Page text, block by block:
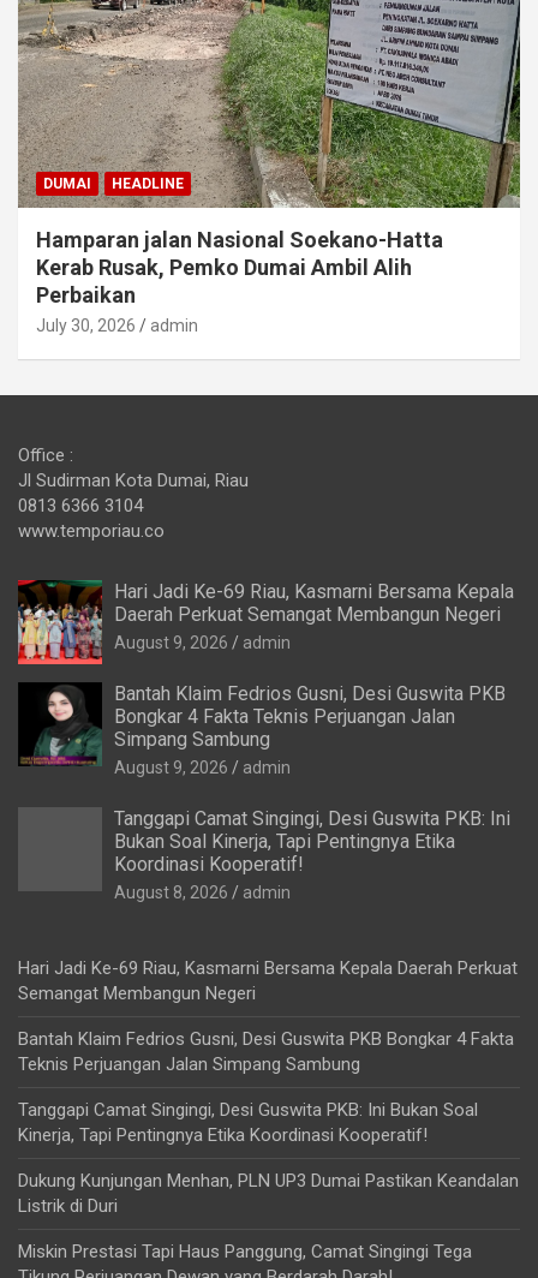
DUMAI HEADLINE
Hamparan jalan Nasional Soekano-Hatta
Kerab Rusak, Pemko Dumai Ambil Alih
Perbaikan
July 30, 2026 admin
Office :
Jl Sudirman Kota Dumai, Riau
0813 6366 3104
www.temporiau.co
Hari Jadi Ke-69 Riau, Kasmarni Bersama Kepala
Daerah Perkuat Semangat Membangun Negeri
August 9, 2026 admin
Bantah Klaim Fedrios Gusni, Desi Guswita PKB
Bongkar 4 Fakta Teknis Perjuangan Jalan
Simpang Sambung
August 9, 2026 admin
Tanggapi Camat Singingi, Desi Guswita PKB: Ini
Bukan Soal Kinerja, Tapi Pentingnya Etika
Koordinasi Kooperatif!
August 8, 2026 admin
Hari Jadi Ke-69 Riau, Kasmarni Bersama Kepala Daerah Perkuat
Semangat Membangun Negeri
Bantah Klaim Fedrios Gusni, Desi Guswita PKB Bongkar 4 Fakta
Teknis Perjuangan Jalan Simpang Sambung
Tanggapi Camat Singingi, Desi Guswita PKB: Ini Bukan Soal
Kinerja, Tapi Pentingnya Etika Koordinasi Kooperatif!
Dukung Kunjungan Menhan, PLN UP3 Dumai Pastikan Keandalan
Listrik di Duri
Miskin Prestasi Tapi Haus Panggung, Camat Singingi Tega